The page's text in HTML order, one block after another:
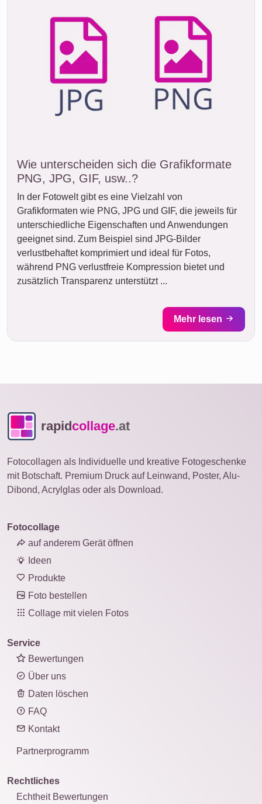
Wie unterscheiden sich die Grafikformate
PNG, JPG, GIF, usw..?
In der Fotowelt gibt es eine Vielzahl von
Grafikformaten wie PNG, JPG und GIF, die jeweils für
unterschiedliche Eigenschaften und Anwendungen
geeignet sind. Zum Beispiel sind JPG-Bilder
verlustbehaftet komprimiert und ideal für Fotos,
während PNG verlustfreie Kompression bietet und
zusätzlich Transparenz unterstützt ...
Mehr lesen
rapidcollage.at
Fotocollagen als Individuelle und kreative Fotogeschenke
mit Botschaft. Premium Druck auf Leinwand, Poster, Alu-
Dibond, Acrylglas oder als Download.
Fotocollage
auf anderem Gerät öffnen
Ideen
Produkte
Foto bestellen
Collage mit vielen Fotos
Service
Bewertungen
Über uns
Daten löschen
FAQ
Kontakt
Partnerprogramm
Rechtliches
Echtheit Bewertungen